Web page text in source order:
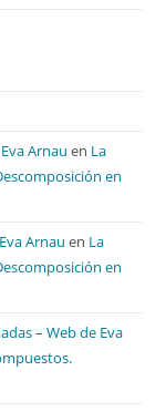
Arnau en La
en
Arnau en La
en
– Web de Eva